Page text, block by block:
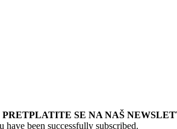
PRETPLATITE SE NA NAŠ
have been successfully subscribed.